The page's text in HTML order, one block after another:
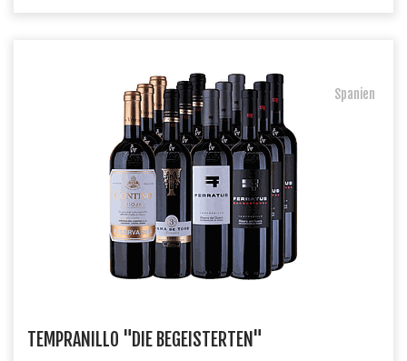
Spanien
TEMPRANILLO "DIE BEGEISTERTEN"